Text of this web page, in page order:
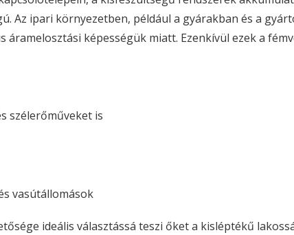
Az ipari környezetben, például a gyárakban és a
képességük miatt. Ezenkívül ezek a
szélerőműveket is
vasútállomások
ideális választássá teszi őket a kisléptékű